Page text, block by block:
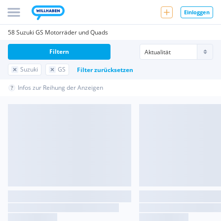
Einloggen
58 Suzuki GS Motorräder und Quads
Suzuki GS Filter zurücksetzen
Filtern
Infos zur Reihung der Anzeigen